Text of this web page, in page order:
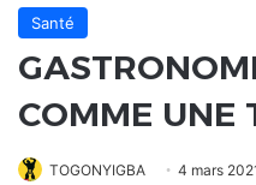
Santé
COMME UNE
TOGONYIGBA 4 mars